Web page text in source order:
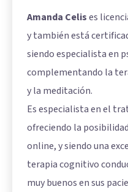
Amanda Celises
y también está
siendo especialista en
complementando la
y la meditación.
Es especialista en el
ofreciendo la
online, y siendo una
terapia cognitivo
muy buenos en sus